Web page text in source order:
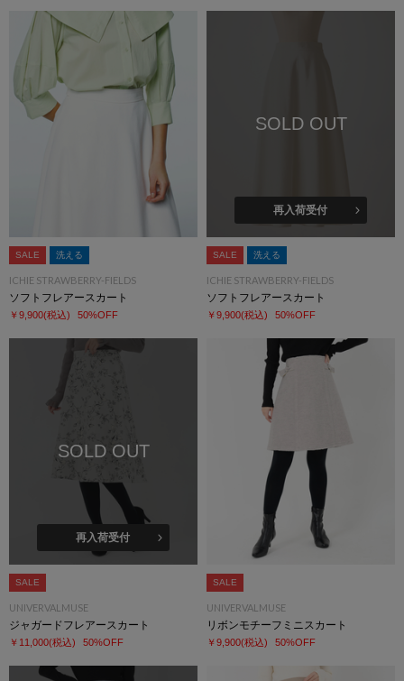
SALE 洗える
ICHIE STRAWBERRY-FIELDS
ソフトフレアースカート
￥9,900(税込) 50%OFF
SOLD OUT
再入荷受付
SALE 洗える
ICHIE STRAWBERRY-FIELDS
ソフトフレアースカート
￥9,900(税込) 50%OFF
SOLD OUT
再入荷受付
SALE
UNIVERVALMUSE
ジャガードフレアースカート
￥11,000(税込) 50%OFF
SALE
UNIVERVALMUSE
リボンモチーフミニスカート
￥9,900(税込) 50%OFF